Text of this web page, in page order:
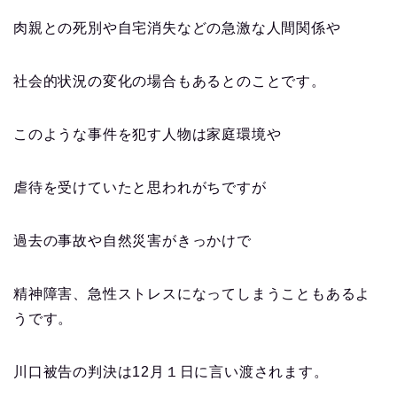
肉親との死別や自宅消失などの急激な人間関係や
社会的状況の変化の場合もあるとのことです。
このような事件を犯す人物は家庭環境や
虐待を受けていたと思われがちですが
過去の事故や自然災害がきっかけで
精神障害、急性ストレスになってしまうこともあるよ
うです。
川口被告の判決は12月１日に言い渡されます。